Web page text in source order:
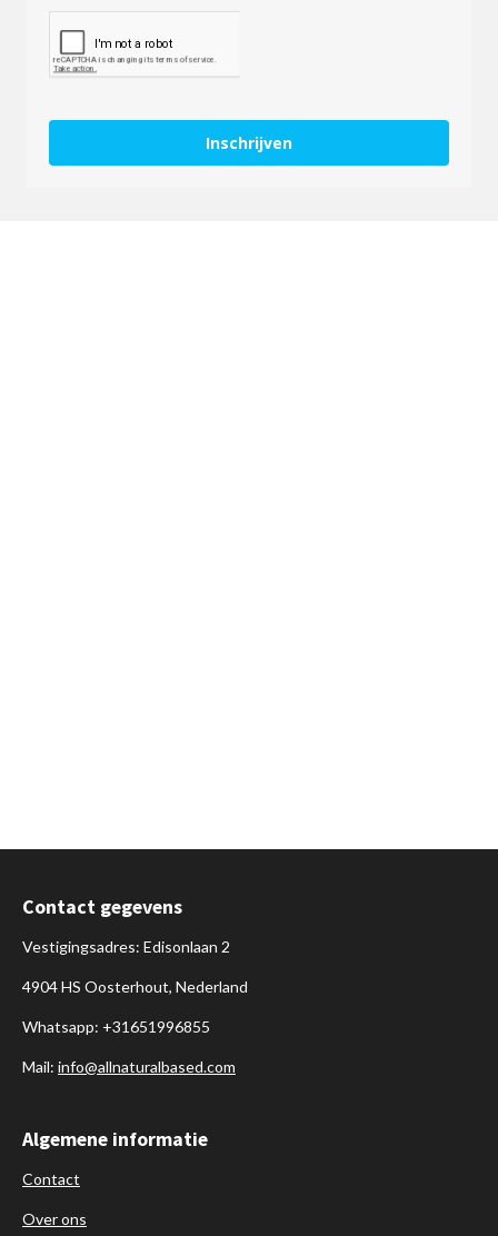
Inschrijven
Contact gegevens
Vestigingsadres: Edisonlaan 2
4904 HS Oosterhout, Nederland
Whatsapp: +31651996855
Mail: info@allnaturalbased.com
Algemene informatie
Contact
Over ons